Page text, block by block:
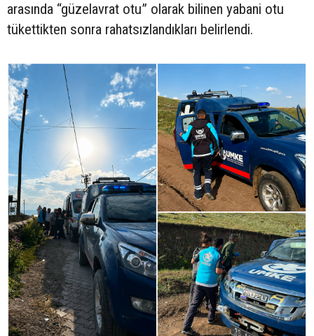
arasında “güzelavrat otu” olarak bilinen yabani otu
tükettikten sonra rahatsızlandıkları belirlendi.